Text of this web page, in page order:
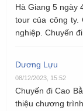
Hà Giang 5 ngày
tour của công ty.
nghiệp. Chuyến
Dương Lựu
08/12/2023, 15:52
Chuyến đi Cao
thiệu chương